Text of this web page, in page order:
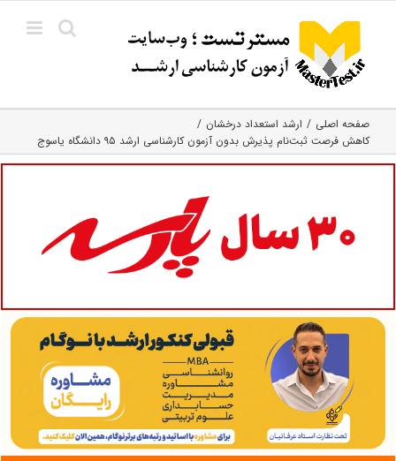
content
صفحه اصلی
ارشد استعداد درخشان
کاهش فرصت ثبت‌نام پذیرش بدون آزمون کارشناسی ارشد ۹۵ دانشگاه یاسوج